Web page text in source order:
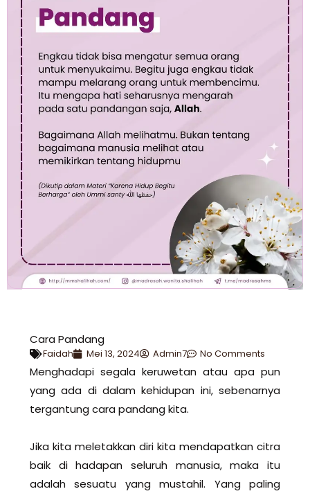
Cara Pandang
Faidah Mei 13, 2024 Admin7 No Comments
Menghadapi segala keruwetan atau apa pun
yang ada di dalam kehidupan ini, sebenarnya
tergantung cara pandang kita.
Jika kita meletakkan diri kita mendapatkan citra
baik di hadapan seluruh manusia, maka itu
adalah sesuatu yang mustahil. Yang paling